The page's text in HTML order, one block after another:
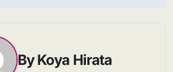
ByKoya Hirata